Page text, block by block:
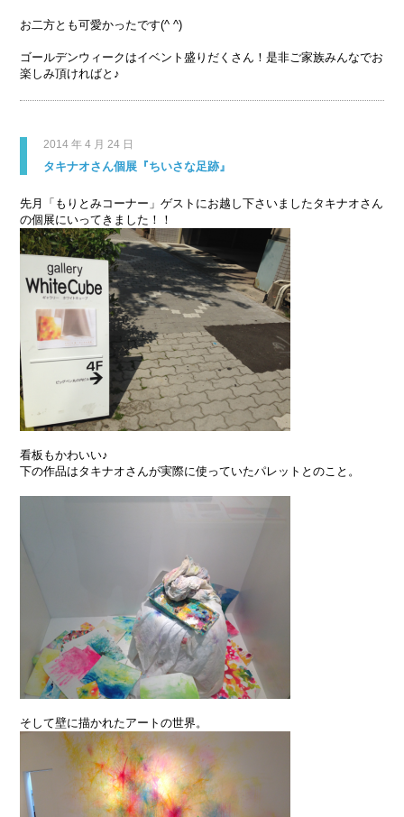
お二方とも可愛かったです(^ ^)
ゴールデンウィークはイベント盛りだくさん！是非ご家族みんなでお
楽しみ頂ければと♪
2014 年 4 月 24 日
タキナオさん個展『ちいさな足跡』
先月「もりとみコーナー」ゲストにお越し下さいましたタキナオさん
の個展にいってきました！！
看板もかわいい♪
下の作品はタキナオさんが実際に使っていたパレットとのこと。
そして壁に描かれたアートの世界。